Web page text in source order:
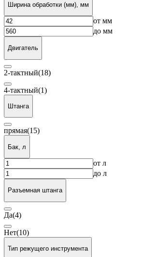
Ширина обработки (мм), мм
от мм
до мм
Двигатель
2-тактный(18)
4-тактный(1)
Штанга
прямая(15)
Бак, л
от л
до л
Разъемная штанга
Да(4)
Нет(10)
Тип режущего инструмента